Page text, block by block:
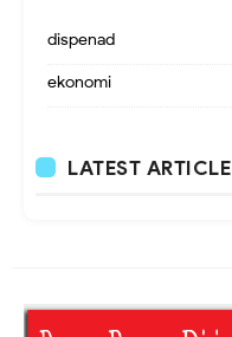
dispenad
ekonomi
LATEST ARTICLE